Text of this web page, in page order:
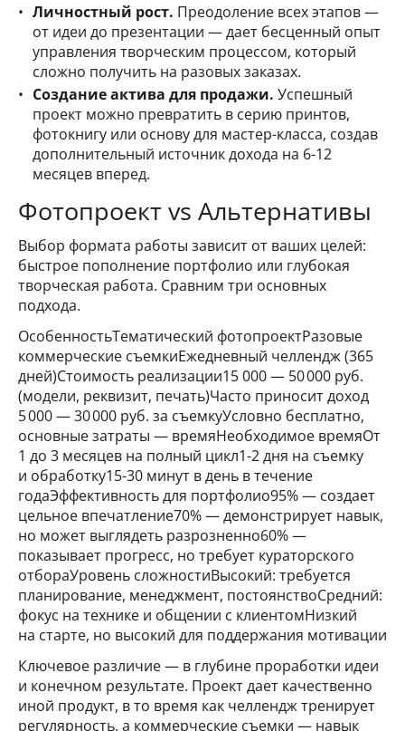
Личностный рост. Преодоление всех этапов —
от идеи до презентации — дает бесценный опыт
управления творческим процессом, который
сложно получить на разовых заказах.
Создание актива для продажи. Успешный
проект можно превратить в серию принтов,
фотокнигу или основу для мастер-класса, создав
дополнительный источник дохода на 6-12
месяцев вперед.
Фотопроект vs Альтернативы
Выбор формата работы зависит от ваших целей:
быстрое пополнение портфолио или глубокая
творческая работа. Сравним три основных
подхода.
ОсобенностьТематический фотопроектРазовые
коммерческие съемкиЕжедневный челлендж (365
дней)Стоимость реализации15 000 — 50 000 руб.
(модели, реквизит, печать)Часто приносит доход
5 000 — 30 000 руб. за съемкуУсловно бесплатно,
основные затраты — времяНеобходимое времяОт
1 до 3 месяцев на полный цикл1-2 дня на съемку
и обработку15-30 минут в день в течение
годаЭффективность для портфолио95% — создает
цельное впечатление70% — демонстрирует навык,
но может выглядеть разрозненно60% —
показывает прогресс, но требует кураторского
отбораУровень сложностиВысокий: требуется
планирование, менеджмент, постоянствоСредний:
фокус на технике и общении с клиентомНизкий
на старте, но высокий для поддержания мотивации
Ключевое различие — в глубине проработки идеи
и конечном результате. Проект дает качественно
иной продукт, в то время как челлендж тренирует
регулярность, а коммерческие съемки — навык